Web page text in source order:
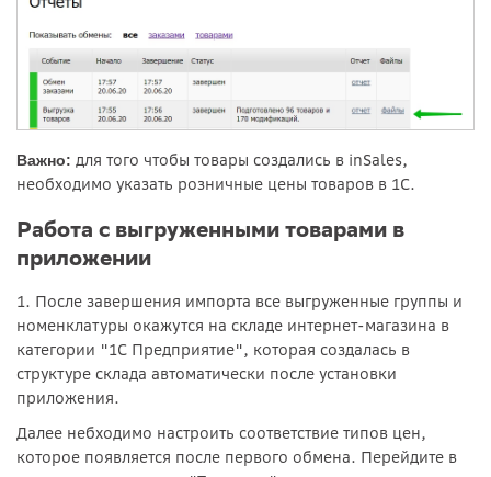
Важно: для того чтобы товары создались в inSales,
необходимо указать розничные цены товаров в 1С.
Работа с выгруженными товарами в
приложении
1. После завершения импорта все выгруженные группы и
номенклатуры окажутся на складе интернет-магазина в
категории "1С Предприятие", которая создалась в
структуре склада автоматически после установки
приложения.
Далее небходимо настроить соответствие типов цен,
которое появляется после первого обмена. Перейдите в